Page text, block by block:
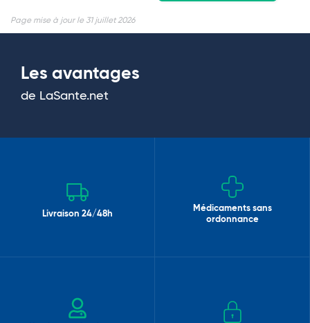
Page mise à jour le 31 juillet 2026
Les avantages
de LaSante.net
Livraison 24/48h
Médicaments sans
ordonnance